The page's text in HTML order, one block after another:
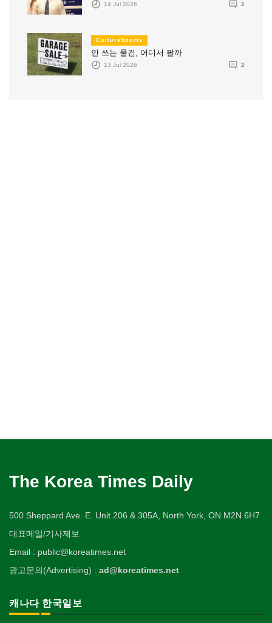
14 Jul 2026 2
CultureSports
안 쓰는 물건, 어디서 팔까
13 Jul 2026 2
The Korea Times Daily
500 Sheppard Ave. E. Unit 206 & 305A, North York, ON M2N 6H7
대표메일/기사제보
Email : public@koreatimes.net
광고문의(Advertising) : ad@koreatimes.net
캐나다 한국일보